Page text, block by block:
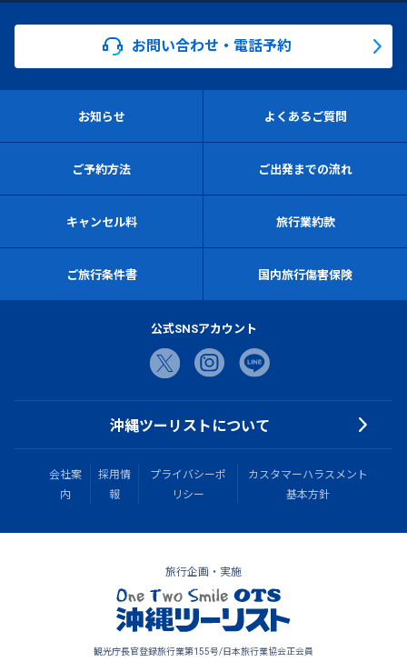
お問い合わせ・電話予約
お知らせ よくあるご質問
ご予約方法 ご出発までの流れ
キャンセル料 旅行業約款
ご旅行条件書 国内旅行傷害保険
公式SNSアカウント
沖縄ツーリストについて
会社案
内
採用情
報
プライバシーポ
リシー
カスタマーハラスメント
基本方針
旅行企画・実施
観光庁長官登録旅行業第155号/日本旅行業協会正会員